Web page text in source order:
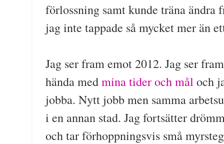
förlossning samt kunde träna
jag inte tappade så mycket mer än
Jag ser fram emot 2012. Jag ser
hända medmina tider och mål och
jobba. Nytt jobb men samma
i en annan stad. Jag fortsätter
och tar förhoppningsvis små